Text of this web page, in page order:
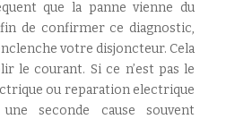
que la panne vienne du
de confirmer ce diagnostic,
votre disjoncteur. Cela
le courant. Si ce n’est pas le
ou reparation electrique
seconde cause souvent